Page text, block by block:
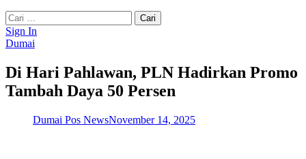
Cari
untuk:
Sign In
Dumai
Di Hari Pahlawan, PLN Hadirkan Promo
Tambah Daya 50 Persen
Dumai Pos NewsNovember 14, 2025